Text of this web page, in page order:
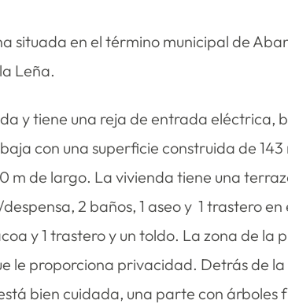
situada en el término municipal de
Leña.
y tiene una reja de entrada eléctrica,
con una superficie construida de
m de largo. La vivienda tiene una
2 baños, 1 aseo y 1 trastero
y 1 trastero y un toldo. La zona de la
le proporciona privacidad. Detrás de
bien cuidada, una parte con